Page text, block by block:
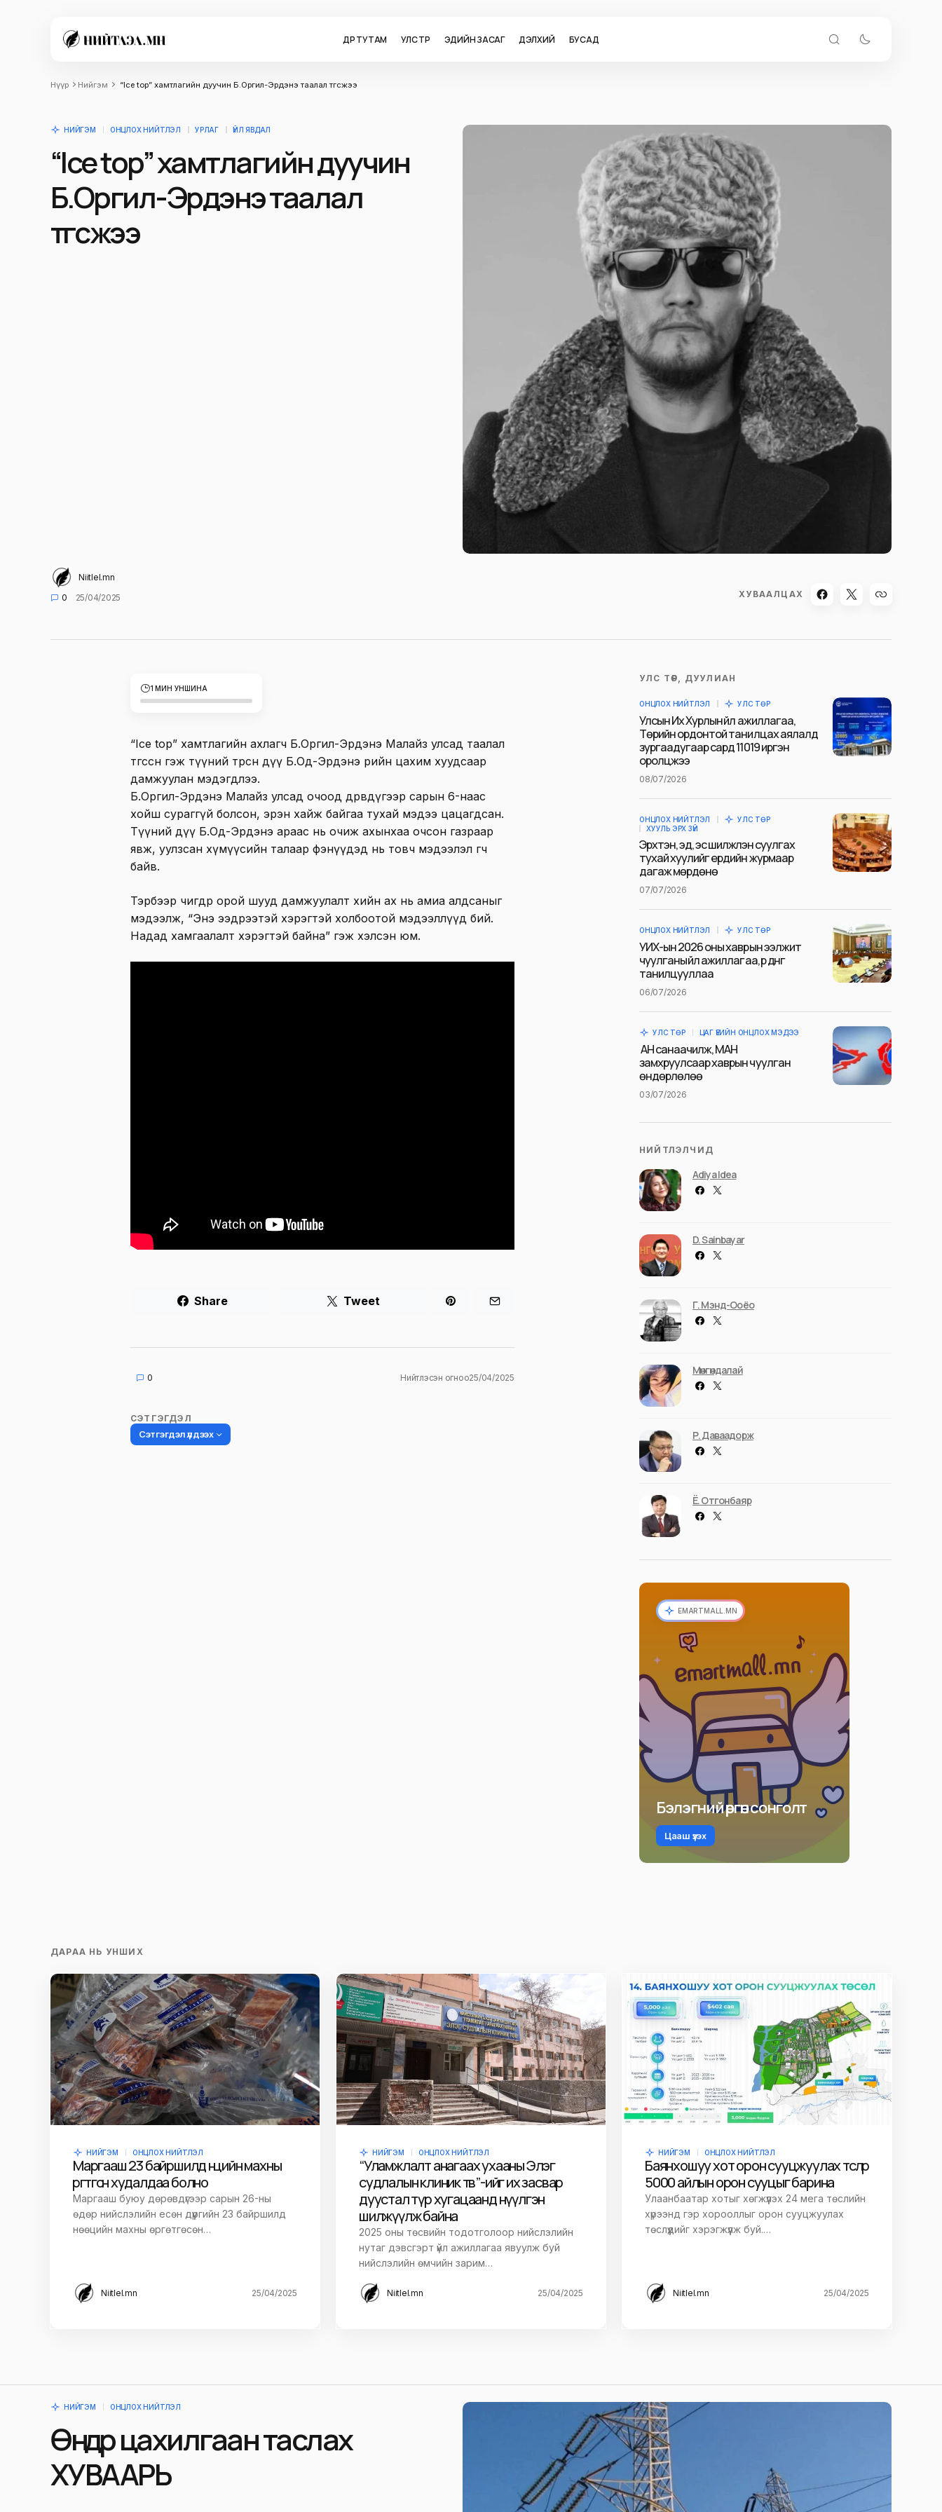
ӨДӨР ТУТАМ УЛС ТӨР ЭДИЙН ЗАСАГ ДЭЛХИЙ БУСАД
Нүүр Нийгэм “Ice top” хамтлагийн дуучин Б.Оргил-Эрдэнэ таалал төгсжээ
НИЙГЭМ ОНЦЛОХ НИЙТЛЭЛ УРЛАГ ҮЙЛ ЯВДАЛ
“Ice top” хамтлагийн дуучин
Б.Оргил-Эрдэнэ таалал
төгсжээ
Niitlel.mn
0
25/04/2025 ХУВААЛЦАХ
1 МИН УНШИНА
“Ice top” хамтлагийн ахлагч Б.Оргил-Эрдэнэ Малайз улсад таалал
төгссөн гэж түүний төрсөн дүү Б.Од-Эрдэнэ өөрийн цахим хуудсаар
дамжуулан мэдэгдлээ.
Б.Оргил-Эрдэнэ Малайз улсад очоод дөрөвдүгээр сарын 6-наас
хойш сураггүй болсон, эрэн хайж байгаа тухай мэдээ цацагдсан.
Түүний дүү Б.Од-Эрдэнэ араас нь очиж ахынхаа очсон газраар
явж, уулзсан хүмүүсийн талаар фэнүүдэд нь товч мэдээлэл өгч
байв.
Тэрбээр өчигдөр орой шууд дамжуулалт хийн ах нь амиа алдсаныг
мэдээлж, “Энэ ээдрээтэй хэрэгтэй холбоотой мэдээллүүд бий.
Надад хамгаалалт хэрэгтэй байна” гэж хэлсэн юм.
Share Tweet
0 Нийтлэсэн огноо25/04/2025
СЭТГЭГДЭЛ
Сэтгэгдэл үлдээх
УЛС ТӨР, ДУУЛИАН
ОНЦЛОХ НИЙТЛЭЛ УЛС ТӨР
Улсын Их Хурлын үйл ажиллагаа,
Төрийн ордонтой танилцах аялалд
зургаадугаар сард 11019 иргэн
оролцжээ
08/07/2026
ОНЦЛОХ НИЙТЛЭЛ
УЛС ТӨР
ХУУЛЬ ЭРХ ЗҮЙ
Эрхтэн, эд, эс шилжүүлэн суулгах
тухай хуулийг ердийн журмаар
дагаж мөрдөнө
07/07/2026
ОНЦЛОХ НИЙТЛЭЛ УЛС ТӨР
УИХ-ын 2026 оны хаврын ээлжит
чуулганы үйл ажиллагаа, үр дүнг
танилцууллаа
06/07/2026
УЛС ТӨР ЦАГ ҮЕИЙН ОНЦЛОХ МЭДЭЭ
АН санаачилж, МАН
замхруулсаар хаврын чуулган
өндөрлөлөө
03/07/2026
НИЙТЛЭЛЧИД
Adiya Idea
D. Sainbayar
Г. Мэнд-Ооёо
Мөнгөндалай
Р. Даваадорж
Ё. Отгонбаяр
EMARTMALL.MN
Бэлэгний өргөн сонголт
Цааш үзэх
ДАРАА НЬ УНШИХ
НИЙГЭМ ОНЦЛОХ НИЙТЛЭЛ
Маргааш 23 байршилд нөөцийн махны
өргөтгөсөн худалдаа болно
Маргааш буюу дөрөвдүгээр сарын 26-ны
өдөр нийслэлийн есөн дүүргийн 23 байршилд
нөөцийн махны өргөтгөсөн…
Niitlel.mn 25/04/2025
НИЙГЭМ ОНЦЛОХ НИЙТЛЭЛ
“Уламжлалт анагаах ухааны Элэг
судлалын клиник төв”-ийг их засвар
дуустал түр хугацаанд нүүлгэн
шилжүүлж байна
2025 оны төсвийн тодотголоор нийслэлийн
нутаг дэвсгэрт үйл ажиллагаа явуулж буй
нийслэлийн өмчийн зарим…
Niitlel.mn 25/04/2025
НИЙГЭМ ОНЦЛОХ НИЙТЛЭЛ
Баянхошуу хот орон сууцжуулах төслөөр
5000 айлын орон сууцыг барина
Улаанбаатар хотыг хөгжүүлэх 24 мега төслийн
хүрээнд гэр хорооллыг орон сууцжуулах
төслүүдийг хэрэгжүүлж буй.…
Niitlel.mn 25/04/2025
НИЙГЭМ ОНЦЛОХ НИЙТЛЭЛ
Өнөөдөр цахилгаан таслах
ХУВААРЬ